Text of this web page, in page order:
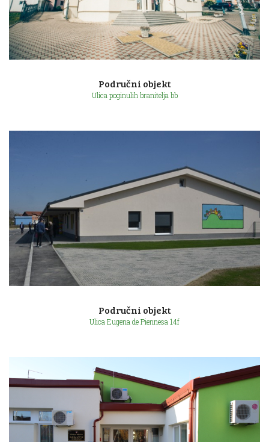
Ulica Augusta Šenoe 11
Ulica poginulih branitelja bb
Područni objekt
Ulica poginulih branitelja bb
Područni objekt
Ulica Eugena de Piennesa 14f